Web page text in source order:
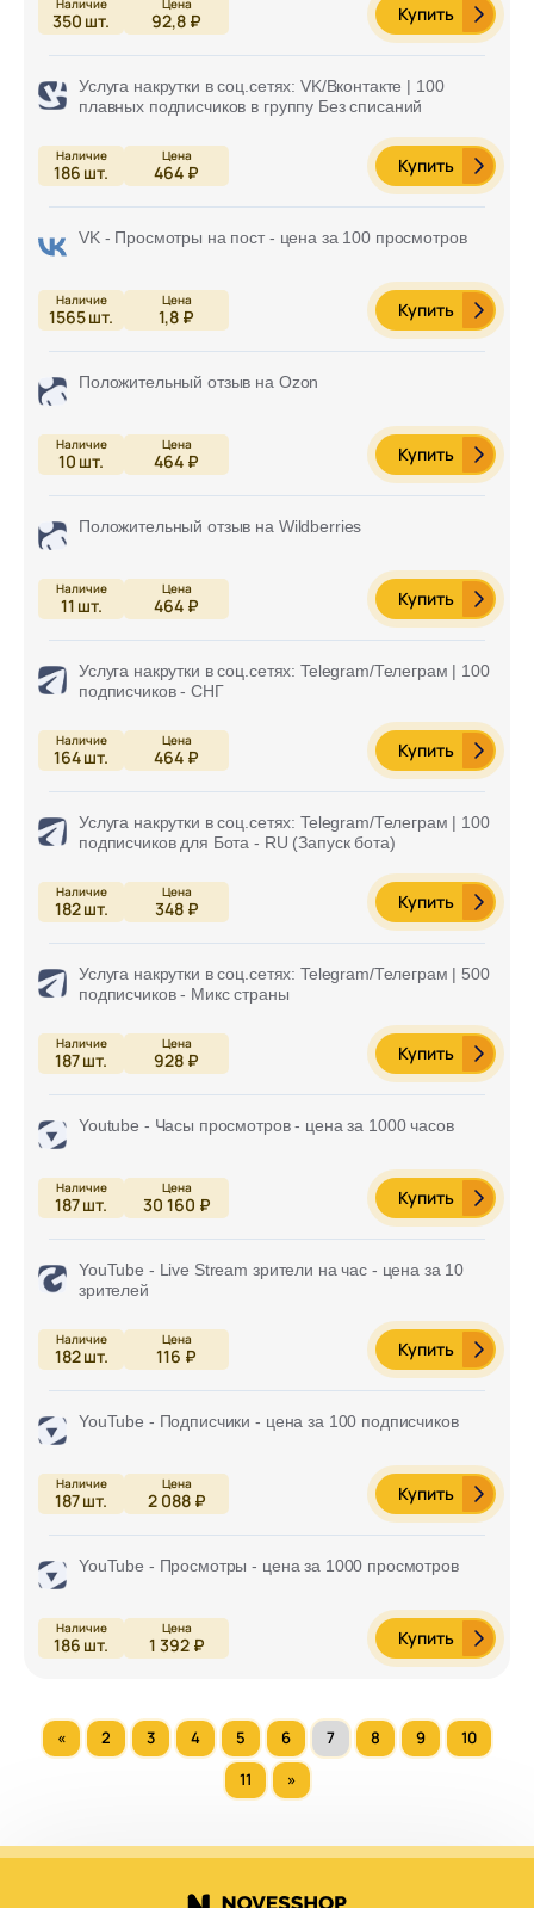
350 шт. 92,8 ₽ Купить
Услуга накрутки в соц.сетях: VK/Вконтакте | 100
плавных подписчиков в группу Без списаний
186 шт. 464 ₽ Купить
VK - Просмотры на пост - цена за 100 просмотров
1565шт. 1,8 ₽ Купить
Положительный отзыв на Ozon
10 шт. 464 ₽ Купить
Положительный отзыв на Wildberries
11 шт. 464 ₽ Купить
Услуга накрутки в соц.сетях: Telegram/Телеграм | 100
подписчиков - СНГ
164шт. 464 ₽ Купить
Услуга накрутки в соц.сетях: Telegram/Телеграм | 100
подписчиков для Бота - RU (Запуск бота)
182шт. 348 ₽ Купить
Услуга накрутки в соц.сетях: Telegram/Телеграм | 500
подписчиков - Микс страны
187шт. 928 ₽ Купить
Youtube - Часы просмотров - цена за 1000 часов
187шт. 30 160 ₽ Купить
YouTube - Live Stream зрители на час - цена за 10
зрителей
182шт. 116 ₽ Купить
YouTube - Подписчики - цена за 100 подписчиков
187шт. 2 088 ₽ Купить
YouTube - Просмотры - цена за 1000 просмотров
186 шт. 1 392 ₽ Купить
« 2 3 4 5 6 7 8 9
10
11
»